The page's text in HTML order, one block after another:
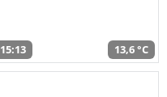
15:13 13,6 °C